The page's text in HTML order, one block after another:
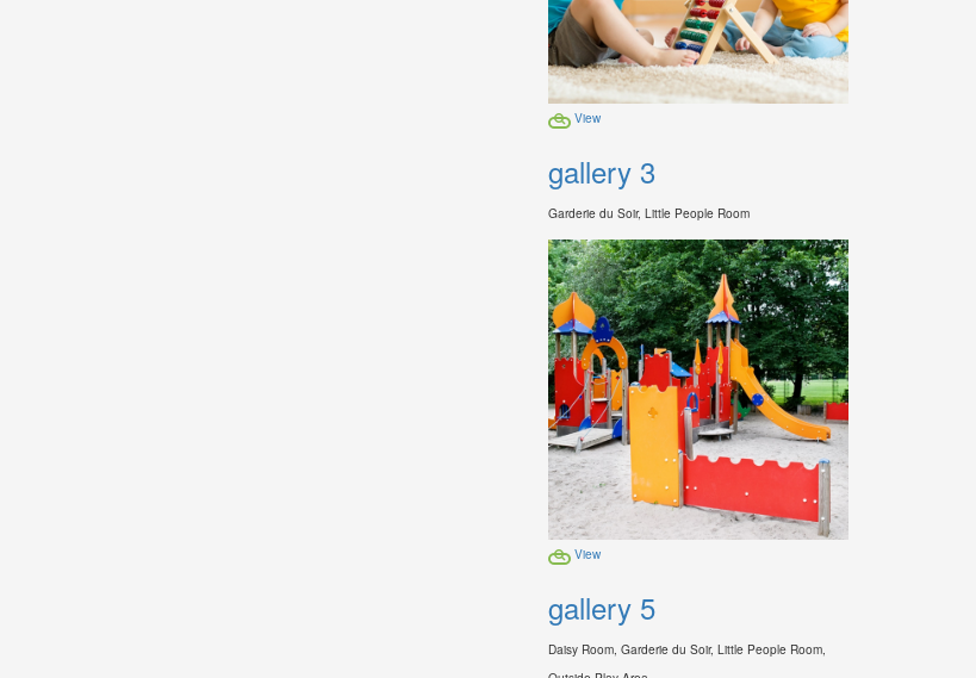
View
gallery 3
Garderie du Soir, Little People Room
View
gallery 5
Daisy Room, Garderie du Soir, Little People Room,